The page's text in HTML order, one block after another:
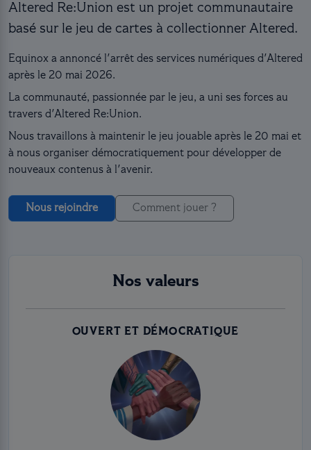
Altered Re:Union est un projet communautaire
basé sur le jeu de cartes à collectionner Altered.
Equinox a annoncé l'arrêt des services numériques d'Altered
après le 20 mai 2026.
La communauté, passionnée par le jeu, a uni ses forces au
travers d'Altered Re:Union.
Nous travaillons à maintenir le jeu jouable après le 20 mai et
à nous organiser démocratiquement pour développer de
nouveaux contenus à l'avenir.
Nous rejoindre Comment jouer ?
Nos valeurs
OUVERT ET DÉMOCRATIQUE